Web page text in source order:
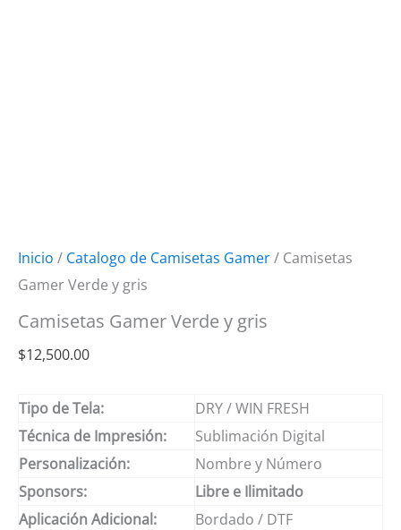
Inicio / Catalogo de Camisetas Gamer/ Camisetas
Gamer Verde y gris
Camisetas Gamer Verde y gris
$12,500.00
Tipo de Tela:
DRY / WIN FRESH
Técnica de Impresión:
Sublimación Digital
Personalización:
Nombre y Número
Sponsors:
Libre e Ilimitado
Aplicación Adicional:
Bordado / DTF